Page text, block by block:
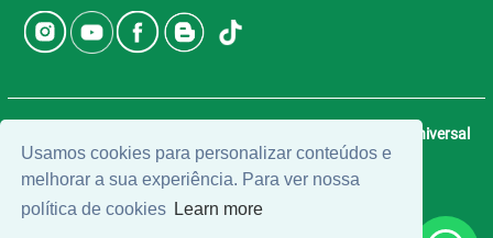
Usamos cookies para personalizar conteúdos e
melhorar a sua experiência. Para ver nossa
política de cookies Learn more
Universal
Software.